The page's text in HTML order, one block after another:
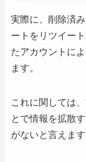
実際に、削除済
ートをリツイー
たアカウントに
ます。
これに関しては
とで情報を拡散
がないと言えます